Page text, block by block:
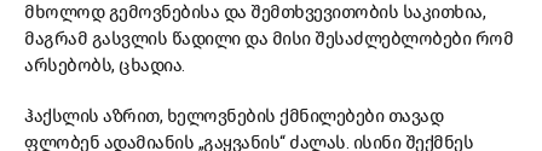
მხოლოდ გემოვნებისა და შემთხვევითობის საკითხია,
მაგრამ გასვლის წადილი და მისი შესაძლებლობები რომ
არსებობს, ცხადია.
ჰაქსლის აზრით, ხელოვნების ქმნილებები თავად
ფლობენ ადამიანის „გაყვანის“ ძალას. ისინი შექმნეს